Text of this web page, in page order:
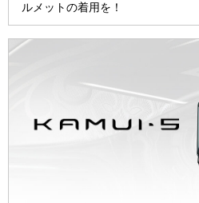
ルメットの着用を！